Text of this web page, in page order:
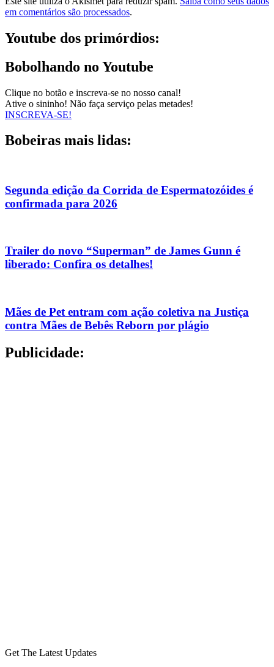
em comentários são processados.
Youtube dos primórdios:
Bobolhando no Youtube
Clique no botão e inscreva-se no nosso canal!
Ative o sininho! Não faça serviço pelas metades!
INSCREVA-SE!
Bobeiras mais lidas:
Segunda edição da Corrida de Espermatozóides é
confirmada para 2026
Trailer do novo “Superman” de James Gunn é
liberado: Confira os detalhes!
Mães de Pet entram com ação coletiva na Justiça
contra Mães de Bebês Reborn por plágio
Publicidade:
Get The Latest Updates